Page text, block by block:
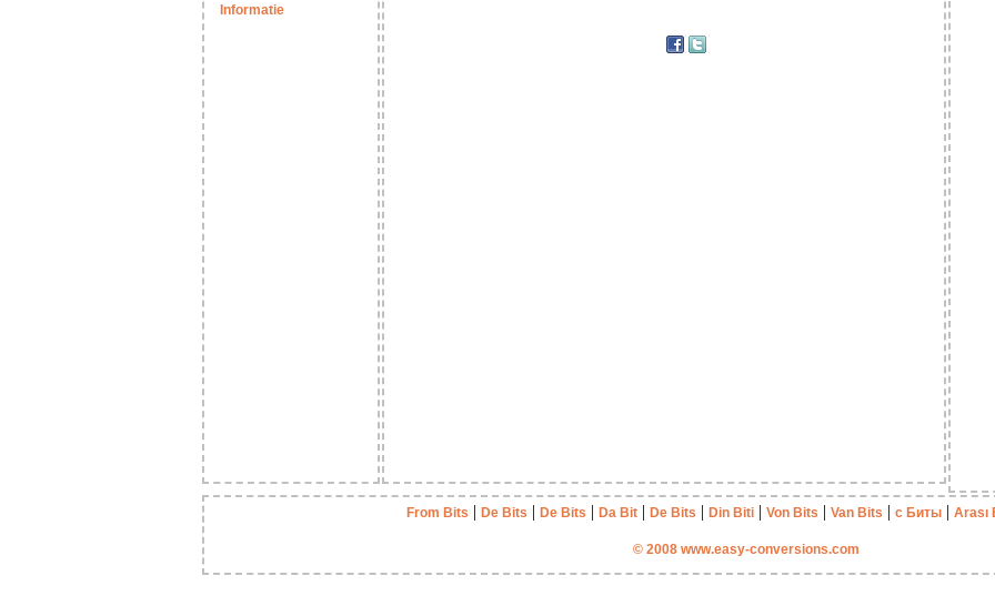
Informatie
From Bits De Bits De Bits Da Bit De Bits Din Biti Von Bits Van Bits с Биты Arası
© 2008 www.easy-conversions.com